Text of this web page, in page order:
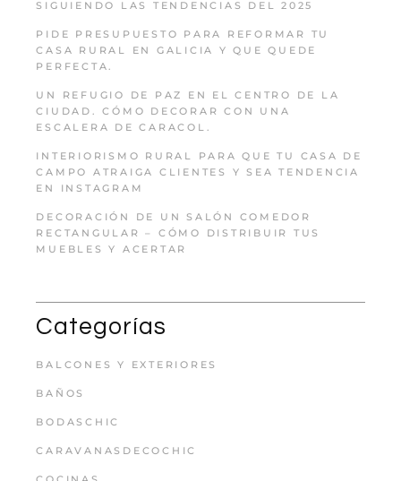
SIGUIENDO LAS TENDENCIAS DEL 2025
PIDE PRESUPUESTO PARA REFORMAR TU
CASA RURAL EN GALICIA Y QUE QUEDE
PERFECTA.
UN REFUGIO DE PAZ EN EL CENTRO DE LA
CIUDAD. CÓMO DECORAR CON UNA
ESCALERA DE CARACOL.
INTERIORISMO RURAL PARA QUE TU CASA DE
CAMPO ATRAIGA CLIENTES Y SEA TENDENCIA
EN INSTAGRAM
DECORACIÓN DE UN SALÓN COMEDOR
RECTANGULAR – CÓMO DISTRIBUIR TUS
MUEBLES Y ACERTAR
Categorías
BALCONES Y EXTERIORES
BAÑOS
BODASCHIC
CARAVANASDECOCHIC